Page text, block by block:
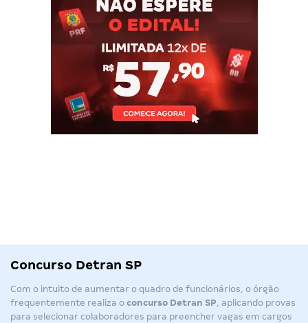
Concurso Detran SP
Com o intuito de aumentar o quadro de funcionários, o órgão
frequentemente realiza o concurso Detran SP , aplicando provas
para selecionar colaboradores para preencher vagas em cargos